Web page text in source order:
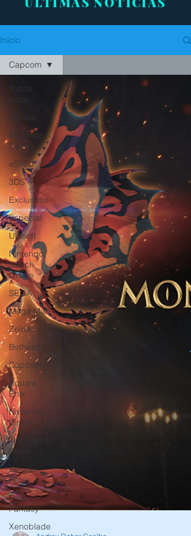
Início
Nintendo
Switch
eShop
3DS
Exclusivos
Especial
Ubisoft
Nintendo
Switch
Online
SEGA
Mega Man
Zelda
Bethesda
Capcom
Square
Enix
Nintendo
Direct
The Games
Brasil
Sessão
Retro
Final
Fantasy
Xenoblade
Capcom